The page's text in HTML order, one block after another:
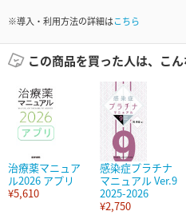
※導入・利用方法の詳細はこちら
この商品を買った人は、こん
治療薬マニュア
ル2026 アプリ
¥5,610
感染症プラチナ
マニュアル Ver.9
2025-2026
¥2,750